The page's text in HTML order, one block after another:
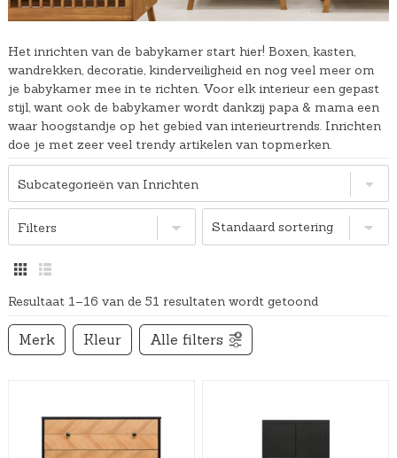
Het inrichten van de babykamer start hier! Boxen, kasten,
wandrekken, decoratie, kinderveiligheid en nog veel meer om
je babykamer mee in te richten. Voor elk interieur een gepast
stijl, want ook de babykamer wordt dankzij papa & mama een
waar hoogstandje op het gebied van interieurtrends. Inrichten
doe je met zeer veel trendy artikelen van topmerken.
Subcategorieën van Inrichten
Filters
Resultaat 1–16 van de 51 resultaten wordt getoond
Merk Kleur Alle filters